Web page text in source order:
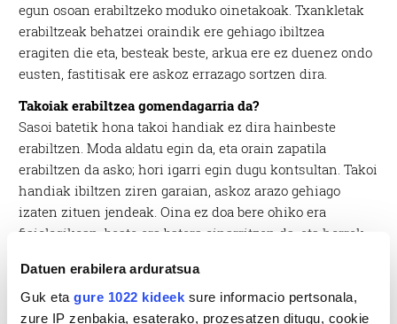
Datuen erabilera arduratsua
Guk eta gure 1022 kideek sure informacio pertsonala,
zure IP zenbakia, esaterako, prozesatzen ditugu, cookie
egun osoan erabiltzeko moduko oinetakoak. Txankletak
erabiltzeak behatzei oraindik ere gehiago ibiltzea
eragiten die eta, besteak beste, arkua ere ez duenez ondo
eusten, fastitisak ere askoz errazago sortzen dira.
Takoiak erabiltzea gomendagarria da?
Sasoi batetik hona takoi handiak ez dira hainbeste
erabiltzen. Moda aldatu egin da, eta orain zapatila
erabiltzen da asko; hori igarri egin dugu kontsultan. Takoi
handiak ibiltzen ziren garaian, askoz arazo gehiago
izaten zituen jendeak. Oina ez doa bere ohiko era
fisiologikoan, beste era batera oinarritzen da, eta horrek
eskuan erositako oinetakoei buruz?